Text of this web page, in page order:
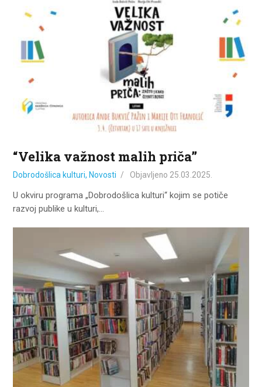
PROGRAMI I PROJEKTI
O KNJIŽNICI
ZA KORISNIKE
DOKUMENTI
KONTAKT
“Velika važnost malih priča”
Dobrodošlica kulturi, Novosti Objavljeno 25.03.2025.
U okviru programa „Dobrodošlica kulturi“ kojim se potiče
razvoj publike u kulturi,…